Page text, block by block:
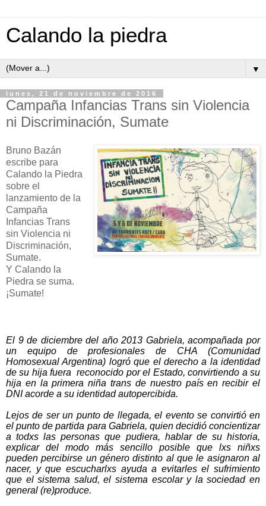
Calando la piedra
▼
lunes, 21 de noviembre de 2016
Campaña Infancias Trans sin Violencia
ni Discriminación, Sumate
Bruno Bazán
escribe para
Calando la Piedra
sobre el
lanzamiento de la
Campaña
Infancias Trans
sin Violencia ni
Discriminación,
Sumate.
Y Calando la
Piedra se suma.
¡Sumate!
El 9 de diciembre del año 2013 Gabriela, acompañada por
un equipo de profesionales de CHA (Comunidad
Homosexual Argentina) logró que el derecho a la identidad
de su hija fuera reconocido por el Estado, convirtiendo a su
hija en la primera niña trans de nuestro país en recibir el
DNI acorde a su identidad autopercibida.
Lejos de ser un punto de llegada, el evento se convirtió en
el punto de partida para Gabriela, quien decidió concientizar
a todxs las personas que pudiera, hablar de su historia,
explicar del modo más sencillo posible que lxs niñxs
pueden percibirse un género distinto al que le asignaron al
nacer, y que escucharlxs ayuda a evitarles el sufrimiento
que el sistema salud, el sistema escolar y la sociedad en
general (re)produce.